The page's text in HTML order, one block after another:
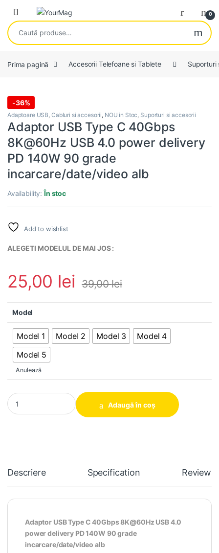
Skip to navigation
Skip to content
Open 0
Caută după:
Prima pagină Accesorii Telefoane si Tablete Suporturi
-36%
Adaptoare USB, Cabluri si accesorii, NOU in Stoc, Suporturi si accesorii
Adaptor USB Type C 40Gbps
8K@60Hz USB 4.0 power delivery
PD 140W 90 grade
incarcare/date/video alb
Availability:În stoc
Add to wishlist
ALEGETI MODELUL DE MAI JOS :
25,00 lei 39,00lei
Model
Model 1 Model 2 Model 3
Model 4
Model 5
Anulează
Adaptor USB Type C 40Gbps 8K@60Hz USB 4.0 power
Adaugă în coș
Descriere Specification Reviews
Adaptor USB Type C 40Gbps 8K@60Hz USB 4.0
power delivery PD 140W 90 grade
incarcare/date/video alb